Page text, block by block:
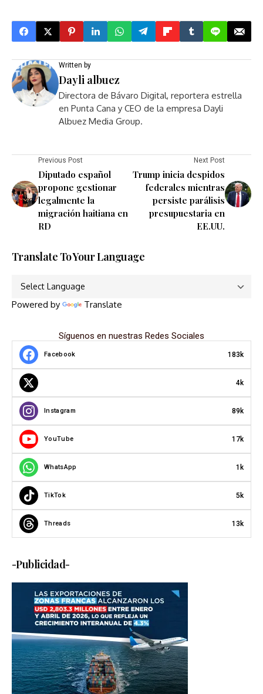
Written by
Dayli albuez
Directora de Bávaro Digital, reportera estrella
en Punta Cana y CEO de la empresa Dayli
Albuez Media Group.
Previous Post
Diputado español
propone gestionar
legalmente la
migración haitiana en
RD
Next Post
Trump inicia despidos
federales mientras
persiste parálisis
presupuestaria en
EE.UU.
Translate To Your Language
Powered by Translate
Síguenos en nuestras Redes Sociales
Facebook 183k
4k
Instagram 89k
YouTube 17k
WhatsApp 1k
TikTok 5k
Threads 13k
-Publicidad-